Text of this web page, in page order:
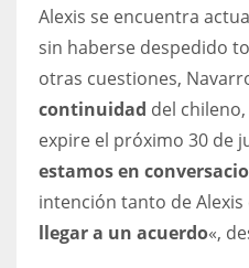
DAL
Alexis se encuentra
sin haberse despedido
otras cuestiones,
continuidad del
expire el próximo 30 de
estamos en
intención tanto de
llegar a un acuerdo«,